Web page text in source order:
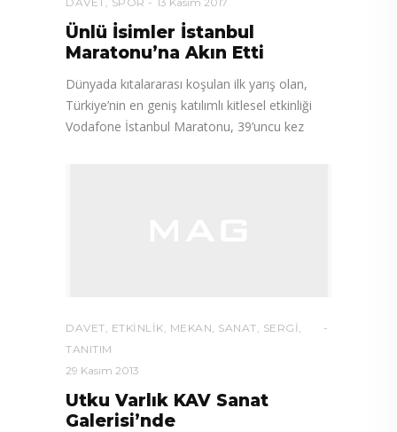
Ünlü İsimler İstanbul
Maratonu’na Akın Etti
Dünyada kıtalararası koşulan ilk yarış olan,
Türkiye’nin en geniş katılımlı kitlesel etkinliği
Vodafone İstanbul Maratonu, 39’uncu kez
DAVET ETKINLIK MEKAN SANAT SERGI
TANITIM
29 Kasım 2013
Utku Varlık KAV Sanat
Galerisi’nde